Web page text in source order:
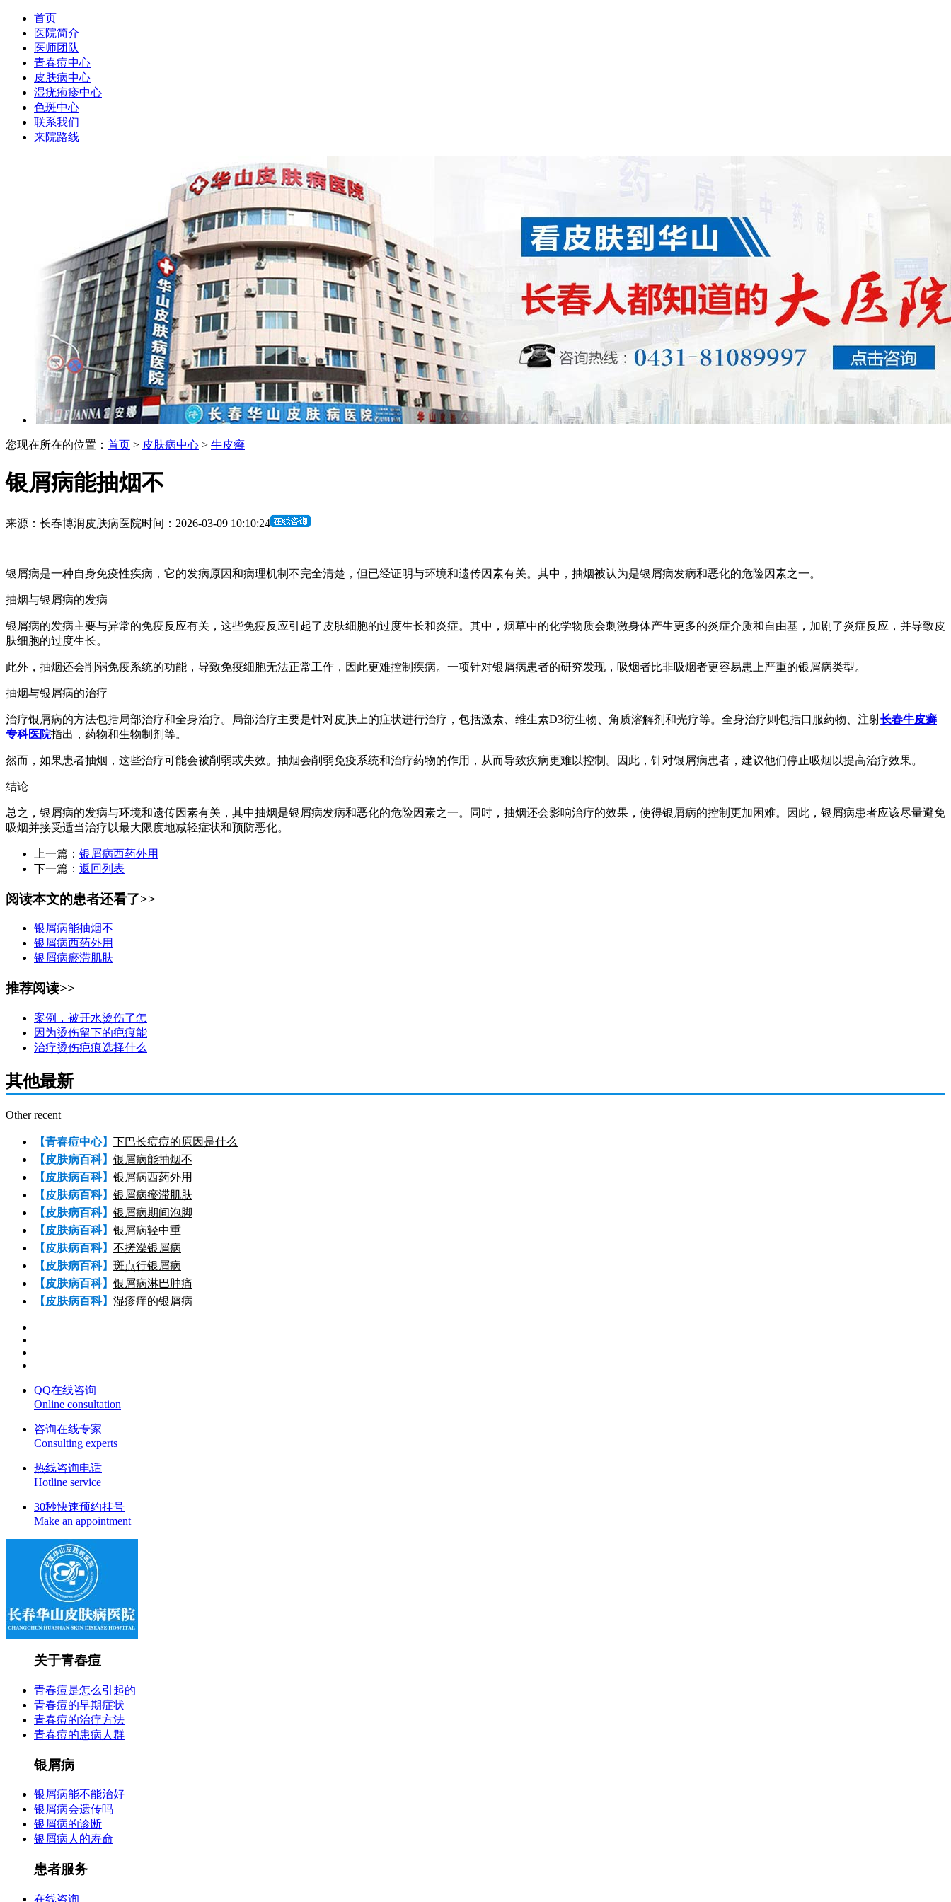
首页
医院简介
医师团队
青春痘中心
皮肤病中心
湿疣疱疹中心
色斑中心
联系我们
来院路线
您现在所在的位置： 首页 > 皮肤病中心 > 牛皮癣
银屑病能抽烟不
来源：长春博润皮肤病医院时间：2026-03-09 10:10:24
银屑病是一种自身免疫性疾病，它的发病原因和病理机制不完全清楚，但已经证明与环境和遗传因素有关。其中，抽烟被认为是银屑病发病和恶化的危险因素之一。
抽烟与银屑病的发病
银屑病的发病主要与异常的免疫反应有关，这些免疫反应引起了皮肤细胞的过度生长和炎症。其中，烟草中的化学物质会刺激身体产生更多的炎症介质和自由基，加剧了炎症反应，并导致皮
肤细胞的过度生长。
此外，抽烟还会削弱免疫系统的功能，导致免疫细胞无法正常工作，因此更难控制疾病。一项针对银屑病患者的研究发现，吸烟者比非吸烟者更容易患上严重的银屑病类型。
抽烟与银屑病的治疗
治疗银屑病的方法包括局部治疗和全身治疗。局部治疗主要是针对皮肤上的症状进行治疗，包括激素、维生素D3衍生物、角质溶解剂和光疗等。全身治疗则包括口服药物、注射长春牛皮癣
专科医院指出，药物和生物制剂等。
然而，如果患者抽烟，这些治疗可能会被削弱或失效。抽烟会削弱免疫系统和治疗药物的作用，从而导致疾病更难以控制。因此，针对银屑病患者，建议他们停止吸烟以提高治疗效果。
结论
总之，银屑病的发病与环境和遗传因素有关，其中抽烟是银屑病发病和恶化的危险因素之一。同时，抽烟还会影响治疗的效果，使得银屑病的控制更加困难。因此，银屑病患者应该尽量避免
吸烟并接受适当治疗以最大限度地减轻症状和预防恶化。
上一篇： 银屑病西药外用
下一篇： 返回列表
阅读本文的患者还看了>>
银屑病能抽烟不
银屑病西药外用
银屑病瘀滞肌肤
推荐阅读>>
案例，被开水烫伤了怎
因为烫伤留下的疤痕能
治疗烫伤疤痕选择什么
其他最新
Other recent
【青春痘中心】 下巴长痘痘的原因是什么
【皮肤病百科】 银屑病能抽烟不
【皮肤病百科】 银屑病西药外用
【皮肤病百科】 银屑病瘀滞肌肤
【皮肤病百科】 银屑病期间泡脚
【皮肤病百科】 银屑病轻中重
【皮肤病百科】 不搓澡银屑病
【皮肤病百科】 斑点行银屑病
【皮肤病百科】 银屑病淋巴肿痛
【皮肤病百科】 湿疹痒的银屑病
QQ在线咨询
Online consultation
咨询在线专家
Consulting experts
热线咨询电话
Hotline service
30秒快速预约挂号
Make an appointment
关于青春痘
青春痘是怎么引起的
青春痘的早期症状
青春痘的治疗方法
青春痘的患病人群
银屑病
银屑病能不能治好
银屑病会遗传吗
银屑病的诊断
银屑病人的寿命
患者服务
在线咨询